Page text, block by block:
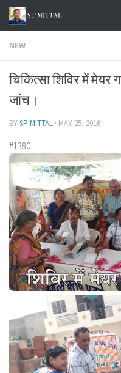
Skip to content
NEW
चिकित्सा शिविर में मेयर
जांच।
BYSP MITTAL · MAY 25, 2016
#1380